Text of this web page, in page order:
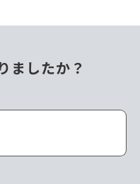
ましたか？